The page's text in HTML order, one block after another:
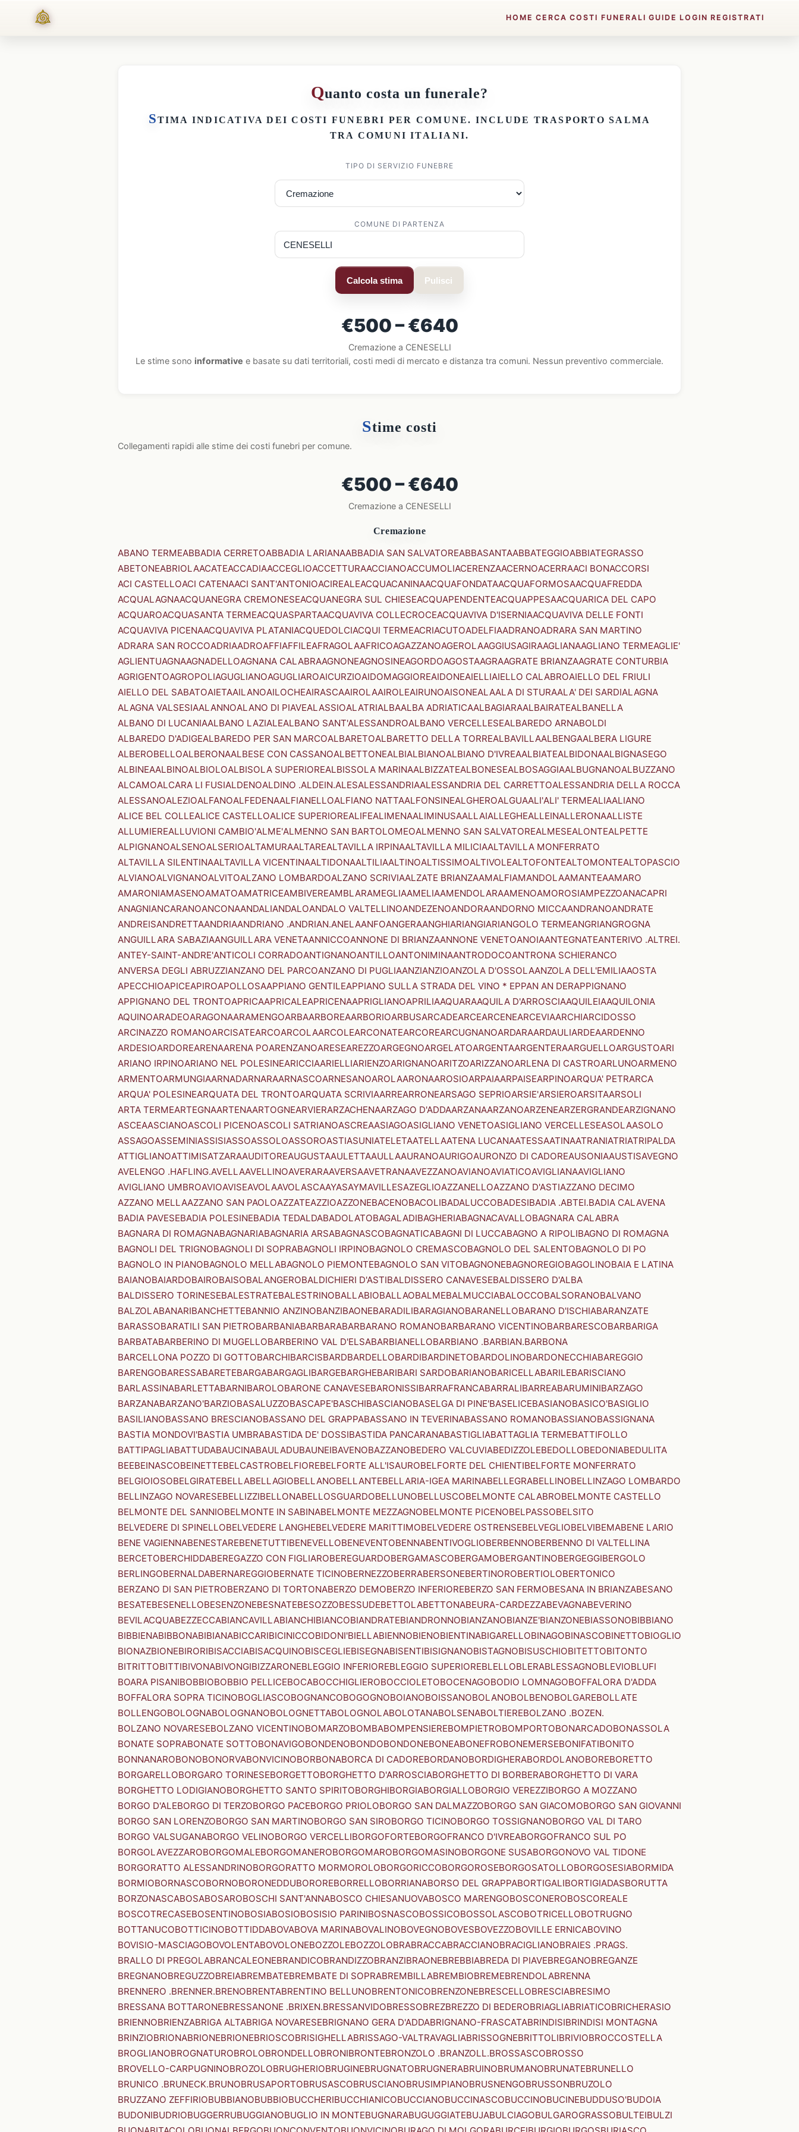
HOME CERCA COSTI FUNERALI GUIDE LOGIN REGISTRATI
Quanto costa un funerale?
STIMA INDICATIVA DEICOSTI FUNEBRI PER COMUNE. INCLUDE TRASPORTO SALMA
TRA COMUNI ITALIANI.
TIPO DI SERVIZIO FUNEBRE
COMUNE DI PARTENZA
Calcola stima Pulisci
€500 – €640
Cremazione a CENESELLI
Le stime sono informative e basate su dati territoriali, costi medi di mercato e distanza tra comuni. Nessun preventivo commerciale.
Stime costi
Collegamenti rapidi alle stime dei costi funebri per comune.
€500 – €640
Cremazione a CENESELLI
Cremazione
ABANO TERMEABBADIA CERRETOABBADIA LARIANAABBADIA SAN SALVATOREABBASANTAABBATEGGIOABBIATEGRASSO
ABETONEABRIOLAACATEACCADIAACCEGLIOACCETTURAACCIANOACCUMOLIACERENZAACERNOACERRAACI BONACCORSI
ACI CASTELLOACI CATENAACI SANT'ANTONIOACIREALEACQUACANINAACQUAFONDATAACQUAFORMOSAACQUAFREDDA
ACQUALAGNAACQUANEGRA CREMONESEACQUANEGRA SUL CHIESEACQUAPENDENTEACQUAPPESAACQUARICA DEL CAPO
ACQUAROACQUASANTA TERMEACQUASPARTAACQUAVIVA COLLECROCEACQUAVIVA D'ISERNIAACQUAVIVA DELLE FONTI
ACQUAVIVA PICENAACQUAVIVA PLATANIACQUEDOLCIACQUI TERMEACRIACUTOADELFIAADRANOADRARA SAN MARTINO
ADRARA SAN ROCCOADRIAADROAFFIAFFILEAFRAGOLAAFRICOAGAZZANOAGEROLAAGGIUSAGIRAAGLIANAAGLIANO TERMEAGLIE'
AGLIENTUAGNAAGNADELLOAGNANA CALABRAAGNONEAGNOSINEAGORDOAGOSTAAGRAAGRATE BRIANZAAGRATE CONTURBIA
AGRIGENTOAGROPOLIAGUGLIANOAGUGLIAROAICURZIOAIDOMAGGIOREAIDONEAIELLIAIELLO CALABROAIELLO DEL FRIULI
AIELLO DEL SABATOAIETAAILANOAILOCHEAIRASCAAIROLAAIROLEAIRUNOAISONEALAALA DI STURAALA' DEI SARDIALAGNA
ALAGNA VALSESIAALANNOALANO DI PIAVEALASSIOALATRIALBAALBA ADRIATICAALBAGIARAALBAIRATEALBANELLA
ALBANO DI LUCANIAALBANO LAZIALEALBANO SANT'ALESSANDROALBANO VERCELLESEALBAREDO ARNABOLDI
ALBAREDO D'ADIGEALBAREDO PER SAN MARCOALBARETOALBARETTO DELLA TORREALBAVILLAALBENGAALBERA LIGURE
ALBEROBELLOALBERONAALBESE CON CASSANOALBETTONEALBIALBIANOALBIANO D'IVREAALBIATEALBIDONAALBIGNASEGO
ALBINEAALBINOALBIOLOALBISOLA SUPERIOREALBISSOLA MARINAALBIZZATEALBONESEALBOSAGGIAALBUGNANOALBUZZANO
ALCAMOALCARA LI FUSIALDENOALDINO .ALDEIN.ALESALESSANDRIAALESSANDRIA DEL CARRETTOALESSANDRIA DELLA ROCCA
ALESSANOALEZIOALFANOALFEDENAALFIANELLOALFIANO NATTAALFONSINEALGHEROALGUAALI'ALI' TERMEALIAALIANO
ALICE BEL COLLEALICE CASTELLOALICE SUPERIOREALIFEALIMENAALIMINUSAALLAIALLEGHEALLEINALLERONAALLISTE
ALLUMIEREALLUVIONI CAMBIO'ALME'ALMENNO SAN BARTOLOMEOALMENNO SAN SALVATOREALMESEALONTEALPETTE
ALPIGNANOALSENOALSERIOALTAMURAALTAREALTAVILLA IRPINAALTAVILLA MILICIAALTAVILLA MONFERRATO
ALTAVILLA SILENTINAALTAVILLA VICENTINAALTIDONAALTILIAALTINOALTISSIMOALTIVOLEALTOFONTEALTOMONTEALTOPASCIO
ALVIANOALVIGNANOALVITOALZANO LOMBARDOALZANO SCRIVIAALZATE BRIANZAAMALFIAMANDOLAAMANTEAAMARO
AMARONIAMASENOAMATOAMATRICEAMBIVEREAMBLARAMEGLIAAMELIAAMENDOLARAAMENOAMOROSIAMPEZZOANACAPRI
ANAGNIANCARANOANCONAANDALIANDALOANDALO VALTELLINOANDEZENOANDORAANDORNO MICCAANDRANOANDRATE
ANDREISANDRETTAANDRIAANDRIANO .ANDRIAN.ANELAANFOANGERAANGHIARIANGIARIANGOLO TERMEANGRIANGROGNA
ANGUILLARA SABAZIAANGUILLARA VENETAANNICCOANNONE DI BRIANZAANNONE VENETOANOIAANTEGNATEANTERIVO .ALTREI.
ANTEY-SAINT-ANDRE'ANTICOLI CORRADOANTIGNANOANTILLOANTONIMINAANTRODOCOANTRONA SCHIERANCO
ANVERSA DEGLI ABRUZZIANZANO DEL PARCOANZANO DI PUGLIAANZIANZIOANZOLA D'OSSOLAANZOLA DELL'EMILIAAOSTA
APECCHIOAPICEAPIROAPOLLOSAAPPIANO GENTILEAPPIANO SULLA STRADA DEL VINO * EPPAN AN DERAPPIGNANO
APPIGNANO DEL TRONTOAPRICAAPRICALEAPRICENAAPRIGLIANOAPRILIAAQUARAAQUILA D'ARROSCIAAQUILEIAAQUILONIA
AQUINOARADEOARAGONAARAMENGOARBAARBOREAARBORIOARBUSARCADEARCEARCENEARCEVIAARCHIARCIDOSSO
ARCINAZZO ROMANOARCISATEARCOARCOLAARCOLEARCONATEARCOREARCUGNANOARDARAARDAULIARDEAARDENNO
ARDESIOARDOREARENAARENA POARENZANOARESEAREZZOARGEGNOARGELATOARGENTAARGENTERAARGUELLOARGUSTOARI
ARIANO IRPINOARIANO NEL POLESINEARICCIAARIELLIARIENZOARIGNANOARITZOARIZZANOARLENA DI CASTROARLUNOARMENO
ARMENTOARMUNGIAARNADARNARAARNASCOARNESANOAROLAARONAAROSIOARPAIAARPAISEARPINOARQUA' PETRARCA
ARQUA' POLESINEARQUATA DEL TRONTOARQUATA SCRIVIAARREARRONEARSAGO SEPRIOARSIE'ARSIEROARSITAARSOLI
ARTA TERMEARTEGNAARTENAARTOGNEARVIERARZACHENAARZAGO D'ADDAARZANAARZANOARZENEARZERGRANDEARZIGNANO
ASCEAASCIANOASCOLI PICENOASCOLI SATRIANOASCREAASIAGOASIGLIANO VENETOASIGLIANO VERCELLESEASOLAASOLO
ASSAGOASSEMINIASSISIASSOASSOLOASSOROASTIASUNIATELETAATELLAATENA LUCANAATESSAATINAATRANIATRIATRIPALDA
ATTIGLIANOATTIMISATZARAAUDITOREAUGUSTAAULETTAAULLAAURANOAURIGOAURONZO DI CADOREAUSONIAAUSTISAVEGNO
AVELENGO .HAFLING.AVELLAAVELLINOAVERARAAVERSAAVETRANAAVEZZANOAVIANOAVIATICOAVIGLIANAAVIGLIANO
AVIGLIANO UMBROAVIOAVISEAVOLAAVOLASCAAYASAYMAVILLESAZEGLIOAZZANELLOAZZANO D'ASTIAZZANO DECIMO
AZZANO MELLAAZZANO SAN PAOLOAZZATEAZZIOAZZONEBACENOBACOLIBADALUCCOBADESIBADIA .ABTEI.BADIA CALAVENA
BADIA PAVESEBADIA POLESINEBADIA TEDALDABADOLATOBAGALADIBAGHERIABAGNACAVALLOBAGNARA CALABRA
BAGNARA DI ROMAGNABAGNARIABAGNARIA ARSABAGNASCOBAGNATICABAGNI DI LUCCABAGNO A RIPOLIBAGNO DI ROMAGNA
BAGNOLI DEL TRIGNOBAGNOLI DI SOPRABAGNOLI IRPINOBAGNOLO CREMASCOBAGNOLO DEL SALENTOBAGNOLO DI PO
BAGNOLO IN PIANOBAGNOLO MELLABAGNOLO PIEMONTEBAGNOLO SAN VITOBAGNONEBAGNOREGIOBAGOLINOBAIA E LATINA
BAIANOBAIARDOBAIROBAISOBALANGEROBALDICHIERI D'ASTIBALDISSERO CANAVESEBALDISSERO D'ALBA
BALDISSERO TORINESEBALESTRATEBALESTRINOBALLABIOBALLAOBALMEBALMUCCIABALOCCOBALSORANOBALVANO
BALZOLABANARIBANCHETTEBANNIO ANZINOBANZIBAONEBARADILIBARAGIANOBARANELLOBARANO D'ISCHIABARANZATE
BARASSOBARATILI SAN PIETROBARBANIABARBARABARBARANO ROMANOBARBARANO VICENTINOBARBARESCOBARBARIGA
BARBATABARBERINO DI MUGELLOBARBERINO VAL D'ELSABARBIANELLOBARBIANO .BARBIAN.BARBONA
BARCELLONA POZZO DI GOTTOBARCHIBARCISBARDBARDELLOBARDIBARDINETOBARDOLINOBARDONECCHIABAREGGIO
BARENGOBARESSABARETEBARGABARGAGLIBARGEBARGHEBARIBARI SARDOBARIANOBARICELLABARILEBARISCIANO
BARLASSINABARLETTABARNIBAROLOBARONE CANAVESEBARONISSIBARRAFRANCABARRALIBARREABARUMINIBARZAGO
BARZANABARZANO'BARZIOBASALUZZOBASCAPE'BASCHIBASCIANOBASELGA DI PINE'BASELICEBASIANOBASICO'BASIGLIO
BASILIANOBASSANO BRESCIANOBASSANO DEL GRAPPABASSANO IN TEVERINABASSANO ROMANOBASSIANOBASSIGNANA
BASTIA MONDOVI'BASTIA UMBRABASTIDA DE' DOSSIBASTIDA PANCARANABASTIGLIABATTAGLIA TERMEBATTIFOLLO
BATTIPAGLIABATTUDABAUCINABAULADUBAUNEIBAVENOBAZZANOBEDERO VALCUVIABEDIZZOLEBEDOLLOBEDONIABEDULITA
BEEBEINASCOBEINETTEBELCASTROBELFIOREBELFORTE ALL'ISAUROBELFORTE DEL CHIENTIBELFORTE MONFERRATO
BELGIOIOSOBELGIRATEBELLABELLAGIOBELLANOBELLANTEBELLARIA-IGEA MARINABELLEGRABELLINOBELLINZAGO LOMBARDO
BELLINZAGO NOVARESEBELLIZZIBELLONABELLOSGUARDOBELLUNOBELLUSCOBELMONTE CALABROBELMONTE CASTELLO
BELMONTE DEL SANNIOBELMONTE IN SABINABELMONTE MEZZAGNOBELMONTE PICENOBELPASSOBELSITO
BELVEDERE DI SPINELLOBELVEDERE LANGHEBELVEDERE MARITTIMOBELVEDERE OSTRENSEBELVEGLIOBELVIBEMABENE LARIO
BENE VAGIENNABENESTAREBENETUTTIBENEVELLOBENEVENTOBENNABENTIVOGLIOBERBENNOBERBENNO DI VALTELLINA
BERCETOBERCHIDDABEREGAZZO CON FIGLIAROBEREGUARDOBERGAMASCOBERGAMOBERGANTINOBERGEGGIBERGOLO
BERLINGOBERNALDABERNAREGGIOBERNATE TICINOBERNEZZOBERRABERSONEBERTINOROBERTIOLOBERTONICO
BERZANO DI SAN PIETROBERZANO DI TORTONABERZO DEMOBERZO INFERIOREBERZO SAN FERMOBESANA IN BRIANZABESANO
BESATEBESENELLOBESENZONEBESNATEBESOZZOBESSUDEBETTOLABETTONABEURA-CARDEZZABEVAGNABEVERINO
BEVILACQUABEZZECCABIANCAVILLABIANCHIBIANCOBIANDRATEBIANDRONNOBIANZANOBIANZE'BIANZONEBIASSONOBIBBIANO
BIBBIENABIBBONABIBIANABICCARIBICINICCOBIDONI'BIELLABIENNOBIENOBIENTINABIGARELLOBINAGOBINASCOBINETTOBIOGLIO
BIONAZBIONEBIRORIBISACCIABISACQUINOBISCEGLIEBISEGNABISENTIBISIGNANOBISTAGNOBISUSCHIOBITETTOBITONTO
BITRITTOBITTIBIVONABIVONGIBIZZARONEBLEGGIO INFERIOREBLEGGIO SUPERIOREBLELLOBLERABLESSAGNOBLEVIOBLUFI
BOARA PISANIBOBBIOBOBBIO PELLICEBOCABOCCHIGLIEROBOCCIOLETOBOCENAGOBODIO LOMNAGOBOFFALORA D'ADDA
BOFFALORA SOPRA TICINOBOGLIASCOBOGNANCOBOGOGNOBOIANOBOISSANOBOLANOBOLBENOBOLGAREBOLLATE
BOLLENGOBOLOGNABOLOGNANOBOLOGNETTABOLOGNOLABOLOTANABOLSENABOLTIEREBOLZANO .BOZEN.
BOLZANO NOVARESEBOLZANO VICENTINOBOMARZOBOMBABOMPENSIEREBOMPIETROBOMPORTOBONARCADOBONASSOLA
BONATE SOPRABONATE SOTTOBONAVIGOBONDENOBONDOBONDONEBONEABONEFROBONEMERSEBONIFATIBONITO
BONNANAROBONOBONORVABONVICINOBORBONABORCA DI CADOREBORDANOBORDIGHERABORDOLANOBOREBORETTO
BORGARELLOBORGARO TORINESEBORGETTOBORGHETTO D'ARROSCIABORGHETTO DI BORBERABORGHETTO DI VARA
BORGHETTO LODIGIANOBORGHETTO SANTO SPIRITOBORGHIBORGIABORGIALLOBORGIO VEREZZIBORGO A MOZZANO
BORGO D'ALEBORGO DI TERZOBORGO PACEBORGO PRIOLOBORGO SAN DALMAZZOBORGO SAN GIACOMOBORGO SAN GIOVANNI
BORGO SAN LORENZOBORGO SAN MARTINOBORGO SAN SIROBORGO TICINOBORGO TOSSIGNANOBORGO VAL DI TARO
BORGO VALSUGANABORGO VELINOBORGO VERCELLIBORGOFORTEBORGOFRANCO D'IVREABORGOFRANCO SUL PO
BORGOLAVEZZAROBORGOMALEBORGOMANEROBORGOMAROBORGOMASINOBORGONE SUSABORGONOVO VAL TIDONE
BORGORATTO ALESSANDRINOBORGORATTO MORMOROLOBORGORICCOBORGOROSEBORGOSATOLLOBORGOSESIABORMIDA
BORMIOBORNASCOBORNOBORONEDDUBOROREBORRELLOBORRIANABORSO DEL GRAPPABORTIGALIBORTIGIADASBORUTTA
BORZONASCABOSABOSAROBOSCHI SANT'ANNABOSCO CHIESANUOVABOSCO MARENGOBOSCONEROBOSCOREALE
BOSCOTRECASEBOSENTINOBOSIABOSIOBOSISIO PARINIBOSNASCOBOSSICOBOSSOLASCOBOTRICELLOBOTRUGNO
BOTTANUCOBOTTICINOBOTTIDDABOVABOVA MARINABOVALINOBOVEGNOBOVESBOVEZZOBOVILLE ERNICABOVINO
BOVISIO-MASCIAGOBOVOLENTABOVOLONEBOZZOLEBOZZOLOBRABRACCABRACCIANOBRACIGLIANOBRAIES .PRAGS.
BRALLO DI PREGOLABRANCALEONEBRANDICOBRANDIZZOBRANZIBRAONEBREBBIABREDA DI PIAVEBREGANOBREGANZE
BREGNANOBREGUZZOBREIABREMBATEBREMBATE DI SOPRABREMBILLABREMBIOBREMEBRENDOLABRENNA
BRENNERO .BRENNER.BRENOBRENTABRENTINO BELLUNOBRENTONICOBRENZONEBRESCELLOBRESCIABRESIMO
BRESSANA BOTTARONEBRESSANONE .BRIXEN.BRESSANVIDOBRESSOBREZBREZZO DI BEDEROBRIAGLIABRIATICOBRICHERASIO
BRIENNOBRIENZABRIGA ALTABRIGA NOVARESEBRIGNANO GERA D'ADDABRIGNANO-FRASCATABRINDISIBRINDISI MONTAGNA
BRINZIOBRIONABRIONEBRIONEBRIOSCOBRISIGHELLABRISSAGO-VALTRAVAGLIABRISSOGNEBRITTOLIBRIVIOBROCCOSTELLA
BROGLIANOBROGNATUROBROLOBRONDELLOBRONIBRONTEBRONZOLO .BRANZOLL.BROSSASCOBROSSO
BROVELLO-CARPUGNINOBROZOLOBRUGHERIOBRUGINEBRUGNATOBRUGNERABRUINOBRUMANOBRUNATEBRUNELLO
BRUNICO .BRUNECK.BRUNOBRUSAPORTOBRUSASCOBRUSCIANOBRUSIMPIANOBRUSNENGOBRUSSONBRUZOLO
BRUZZANO ZEFFIRIOBUBBIANOBUBBIOBUCCHERIBUCCHIANICOBUCCIANOBUCCINASCOBUCCINOBUCINEBUDDUSO'BUDOIA
BUDONIBUDRIOBUGGERRUBUGGIANOBUGLIO IN MONTEBUGNARABUGUGGIATEBUJABULCIAGOBULGAROGRASSOBULTEIBULZI